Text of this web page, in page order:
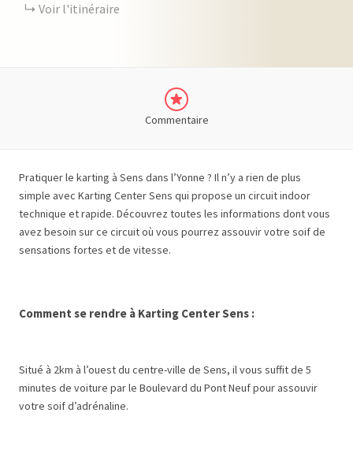
Voir l'itinéraire
Commentaire
Pratiquer le karting à Sens dans l’Yonne ? Il n’y a rien de plus
simple avec Karting Center Sens qui propose un circuit indoor
technique et rapide. Découvrez toutes les informations dont vous
avez besoin sur ce circuit où vous pourrez assouvir votre soif de
sensations fortes et de vitesse.
Comment se rendre à Karting Center Sens :
Situé à 2km à l’ouest du centre-ville de Sens, il vous suffit de 5
minutes de voiture par le Boulevard du Pont Neuf pour assouvir
votre soif d’adrénaline.